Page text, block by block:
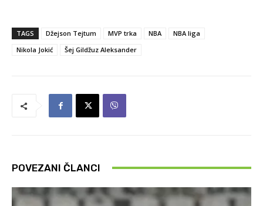
TAGS Džejson Tejtum MVP trka NBA
NBA liga
Nikola Jokić
Šej Gildžuz Aleksander
POVEZANI ČLANCI